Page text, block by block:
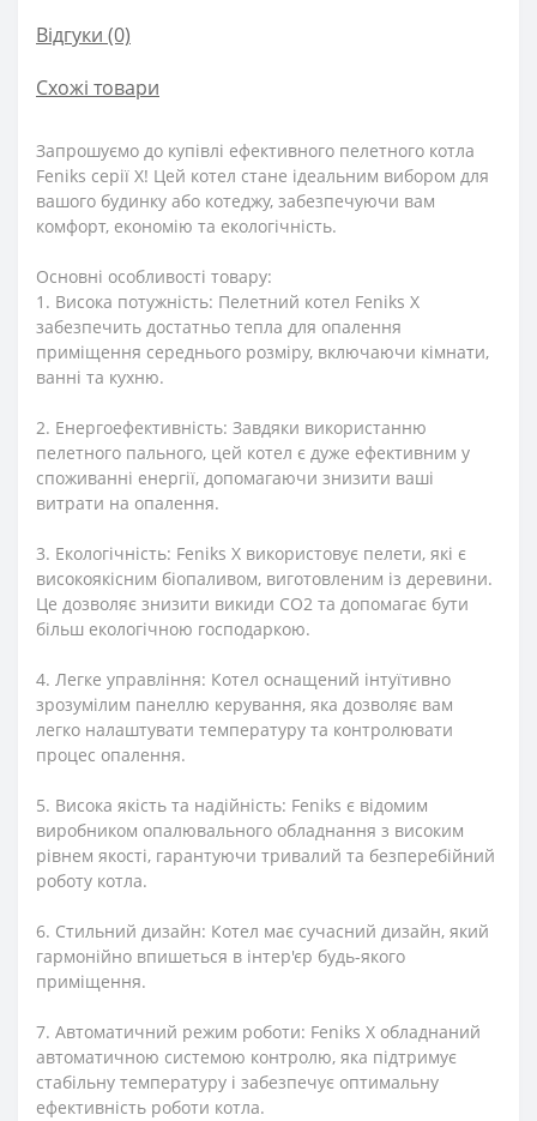
Відгуки (0)
Схожі товари
Запрошуємо до купівлі ефективного пелетного котла
Feniks серії X! Цей котел стане ідеальним вибором для
вашого будинку або котеджу, забезпечуючи вам
комфорт, економію та екологічність.
Основні особливості товару:
1. Висока потужність: Пелетний котел Feniks X
забезпечить достатньо тепла для опалення
приміщення середнього розміру, включаючи кімнати,
ванні та кухню.
2. Енергоефективність: Завдяки використанню
пелетного пального, цей котел є дуже ефективним у
споживанні енергії, допомагаючи знизити ваші
витрати на опалення.
3. Екологічність: Feniks X використовує пелети, які є
високоякісним біопаливом, виготовленим із деревини.
Це дозволяє знизити викиди CO2 та допомагає бути
більш екологічною господаркою.
4. Легке управління: Котел оснащений інтуїтивно
зрозумілим панеллю керування, яка дозволяє вам
легко налаштувати температуру та контролювати
процес опалення.
5. Висока якість та надійність: Feniks є відомим
виробником опалювального обладнання з високим
рівнем якості, гарантуючи тривалий та безперебійний
роботу котла.
6. Стильний дизайн: Котел має сучасний дизайн, який
гармонійно впишеться в інтер'єр будь-якого
приміщення.
7. Автоматичний режим роботи: Feniks X обладнаний
автоматичною системою контролю, яка підтримує
стабільну температуру і забезпечує оптимальну
ефективність роботи котла.